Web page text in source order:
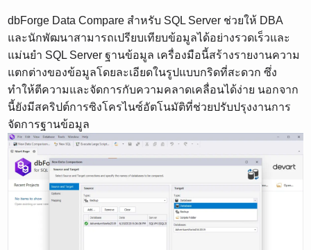
dbForge Data Compare สำหรับ SQL Server ช่วยให้ DBA
และนักพัฒนาสามารถเปรียบเทียบข้อมูลได้อย่างรวดเร็วและ
แม่นยำ SQL Server ฐานข้อมูล เครื่องมือนี้สร้างรายงานความ
แตกต่างของข้อมูลโดยละเอียดในรูปแบบกริดที่สะดวก ซึ่ง
ทำให้ตีความและจัดการกับความคลาดเคลื่อนได้ง่าย นอกจาก
นี้ยังมีสคริปต์การซิงโครไนซ์อัตโนมัติที่ช่วยปรับปรุงงานการ
จัดการฐานข้อมูล